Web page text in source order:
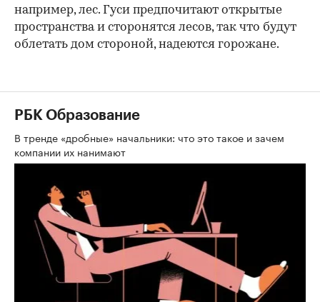
например, лес. Гуси предпочитают открытые
пространства и сторонятся лесов, так что будут
облетать дом стороной, надеются горожане.
РБК Образование
В тренде «дробные» начальники: что это такое и зачем
компании их нанимают